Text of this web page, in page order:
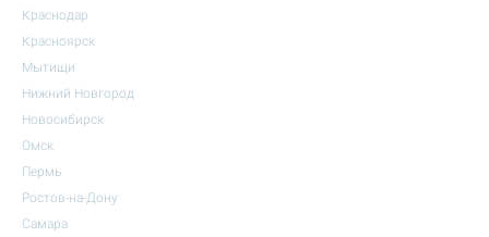
Краснодар
Красноярск
Мытищи
Нижний Новгород
Новосибирск
Омск
Пермь
Ростов-на-Дону
Самара